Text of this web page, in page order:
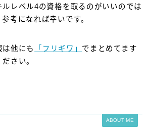
レベル4の資格を取るのがいいのでは
考になれば幸いです。
他にも 「フリギワ」 でまとめてます
さい。
ABOUT ME